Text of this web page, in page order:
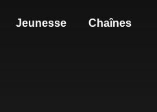
Jeunesse Chaînes